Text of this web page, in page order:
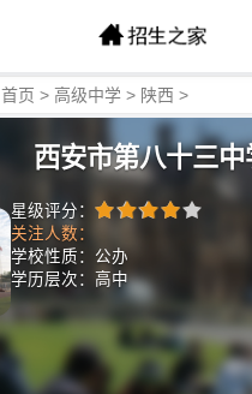
首页 > 高级中学 > 陕西 >
西安市第八十三中
星级评分：
关注人数：
学校性质：公办
学历层次：高中